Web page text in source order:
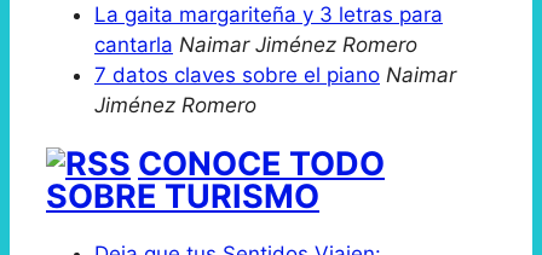
La gaita margariteña y 3 letras para
cantarla Naimar Jiménez Romero
7 datos claves sobre el piano Naimar
Jiménez Romero
CONOCE TODO
SOBRE TURISMO